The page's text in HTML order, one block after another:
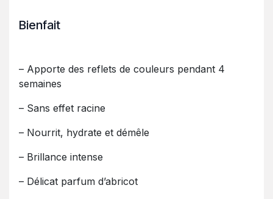
Bienfait
– Apporte des reflets de couleurs pendant 4
semaines
– Sans effet racine
– Nourrit, hydrate et démêle
– Brillance intense
– Délicat parfum d’abricot